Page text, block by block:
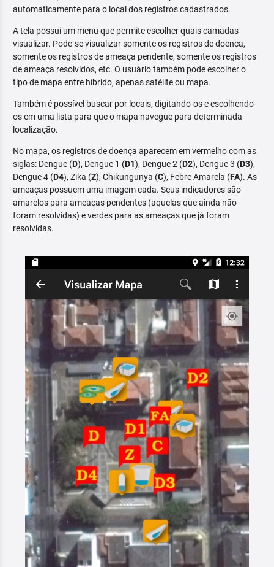
automaticamente para o local dos registros cadastrados.
A tela possui um menu que permite escolher quais camadas
visualizar. Pode-se visualizar somente os registros de doença,
somente os registros de ameaça pendente, somente os registros
de ameaça resolvidos, etc. O usuário também pode escolher o
tipo de mapa entre híbrido, apenas satélite ou mapa.
Também é possível buscar por locais, digitando-os e escolhendo-
os em uma lista para que o mapa navegue para determinada
localização.
No mapa, os registros de doença aparecem em vermelho com as
siglas: Dengue (D), Dengue 1 (D1), Dengue 2 (D2), Dengue 3 (D3),
Dengue 4 (D4), Zika (Z), Chikungunya (C), Febre Amarela (FA). As
ameaças possuem uma imagem cada. Seus indicadores são
amarelos para ameaças pendentes (aquelas que ainda não
foram resolvidas) e verdes para as ameaças que já foram
resolvidas.